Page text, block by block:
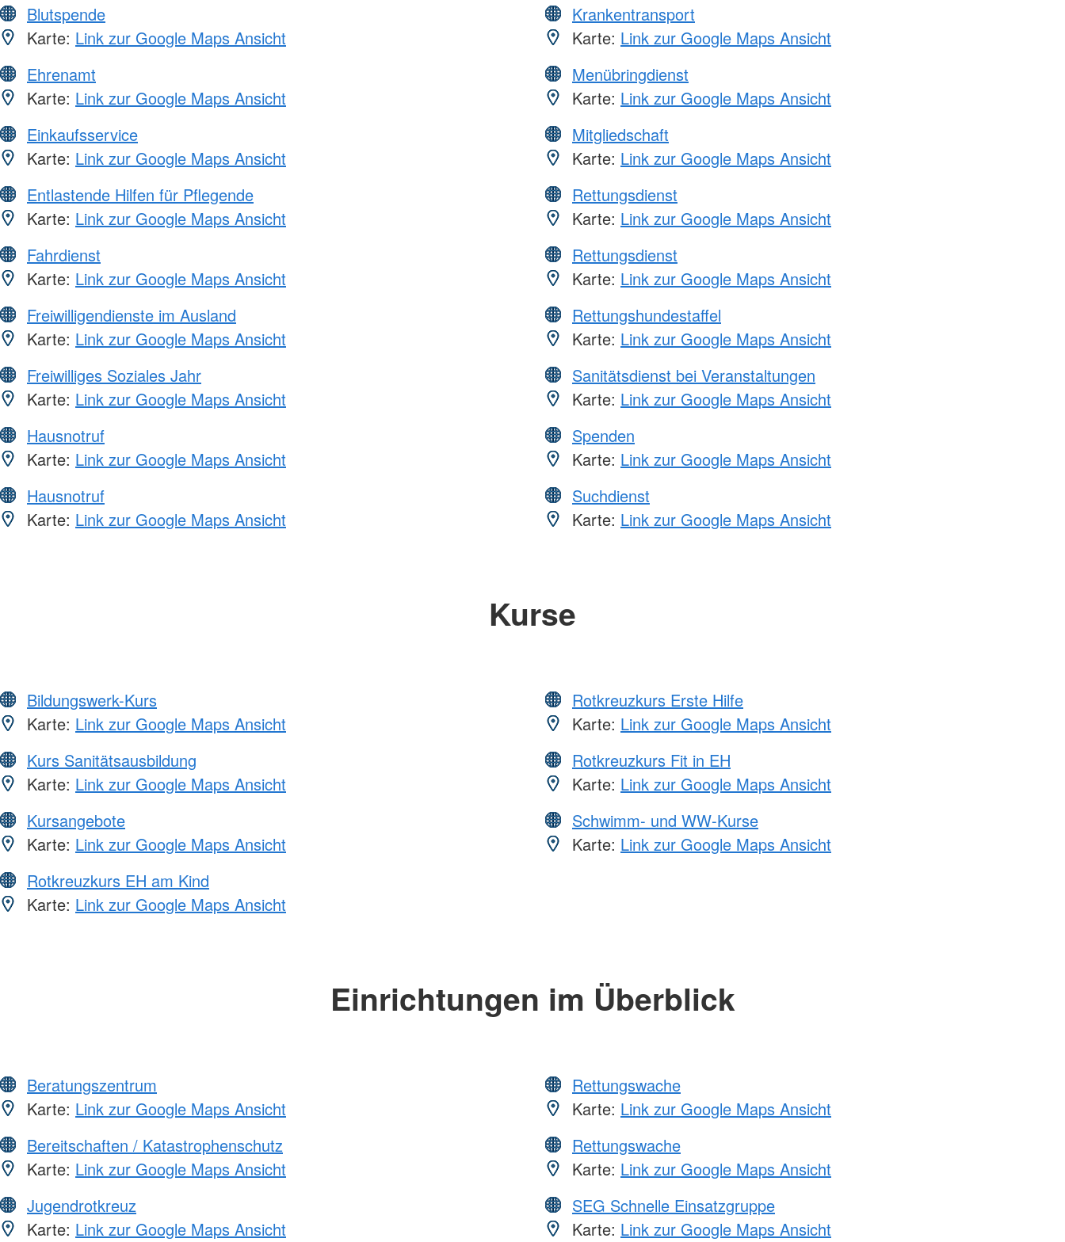
Blutspende
Karte: Link zur Google Maps Ansicht
Ehrenamt
Karte: Link zur Google Maps Ansicht
Einkaufsservice
Karte: Link zur Google Maps Ansicht
Entlastende Hilfen für Pflegende
Karte: Link zur Google Maps Ansicht
Fahrdienst
Karte: Link zur Google Maps Ansicht
Freiwilligendienste im Ausland
Karte: Link zur Google Maps Ansicht
Freiwilliges Soziales Jahr
Karte: Link zur Google Maps Ansicht
Hausnotruf
Karte: Link zur Google Maps Ansicht
Hausnotruf
Karte: Link zur Google Maps Ansicht
Krankentransport
Karte: Link zur Google Maps Ansicht
Menübringdienst
Karte: Link zur Google Maps Ansicht
Mitgliedschaft
Karte: Link zur Google Maps Ansicht
Rettungsdienst
Karte: Link zur Google Maps Ansicht
Rettungsdienst
Karte: Link zur Google Maps Ansicht
Rettungshundestaffel
Karte: Link zur Google Maps Ansicht
Sanitätsdienst bei Veranstaltungen
Karte: Link zur Google Maps Ansicht
Spenden
Karte: Link zur Google Maps Ansicht
Suchdienst
Karte: Link zur Google Maps Ansicht
Kurse
Bildungswerk-Kurs
Karte: Link zur Google Maps Ansicht
Kurs Sanitätsausbildung
Karte: Link zur Google Maps Ansicht
Kursangebote
Karte: Link zur Google Maps Ansicht
Rotkreuzkurs EH am Kind
Karte: Link zur Google Maps Ansicht
Rotkreuzkurs Erste Hilfe
Karte: Link zur Google Maps Ansicht
Rotkreuzkurs Fit in EH
Karte: Link zur Google Maps Ansicht
Schwimm- und WW-Kurse
Karte: Link zur Google Maps Ansicht
Einrichtungen im Überblick
Beratungszentrum
Karte: Link zur Google Maps Ansicht
Bereitschaften / Katastrophenschutz
Karte: Link zur Google Maps Ansicht
Jugendrotkreuz
Karte: Link zur Google Maps Ansicht
Rettungswache
Karte: Link zur Google Maps Ansicht
Rettungswache
Karte: Link zur Google Maps Ansicht
SEG Schnelle Einsatzgruppe
Karte: Link zur Google Maps Ansicht